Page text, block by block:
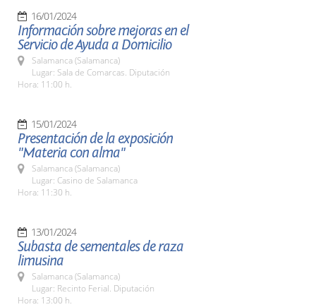
16/01/2024
Información sobre mejoras en el
Servicio de Ayuda a Domicilio
Salamanca (Salamanca)
Lugar: Sala de Comarcas. Diputación
Hora: 11:00 h.
15/01/2024
Presentación de la exposición
"Materia con alma"
Salamanca (Salamanca)
Lugar: Casino de Salamanca
Hora: 11:30 h.
13/01/2024
Subasta de sementales de raza
limusina
Salamanca (Salamanca)
Lugar: Recinto Ferial. Diputación
Hora: 13:00 h.